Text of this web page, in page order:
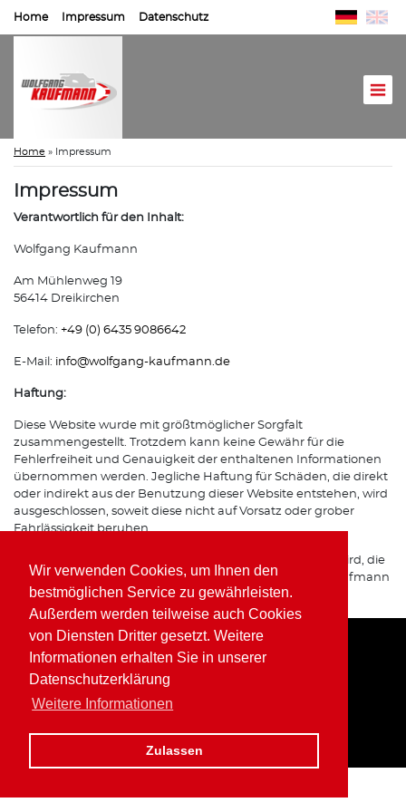
Wir verwenden Cookies, um Ihnen den
bestmöglichen Service zu gewährleisten.
Außerdem werden teilweise auch Cookies
von Diensten Dritter gesetzt. Weitere
Informationen erhalten Sie in unserer
Datenschutzerklärung
Weitere Informationen
Zulassen
Home Impressum Datenschutz
Home » Impressum
Impressum
Verantwortlich für den Inhalt:
Wolfgang Kaufmann
Am Mühlenweg 19
56414 Dreikirchen
Telefon: +49 (0) 6435 9086642
E-Mail: info@wolfgang-kaufmann.de
Haftung:
Diese Website wurde mit größtmöglicher Sorgfalt
zusammengestellt. Trotzdem kann keine Gewähr für die
Fehlerfreiheit und Genauigkeit der enthaltenen Informationen
übernommen werden. Jegliche Haftung für Schäden, die direkt
oder indirekt aus der Benutzung dieser Website entstehen, wird
ausgeschlossen, soweit diese nicht auf Vorsatz oder grober
Fahrlässigkeit beruhen.
Sofern von dieser Website auf Internetseiten verwiesen wird, die
von Dritten betrieben werden, übernimmt Wolfgang Kaufmann
keine Verantwortung für deren Inhalte.
Home Impressum Datenschutz